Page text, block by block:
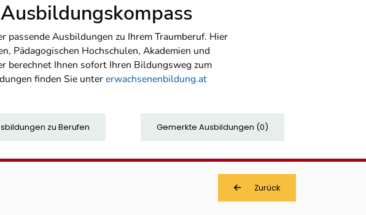
Ausbildungen zu Ihrem Traumberuf. Hier
Pädagogischen Hochschulen, Akademien und
berechnet Ihnen sofort Ihren Bildungsweg zum
finden Sie untererwachsenenbildung.at
zu Berufen Gemerkte Ausbildungen (0)
Zurück